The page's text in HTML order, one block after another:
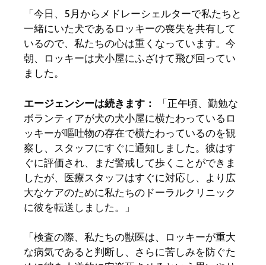
「今日、5月からメドレーシェルターで私たちと
一緒にいた犬であるロッキーの喪失を共有して
いるので、私たちの心は重くなっています。今
朝、ロッキーは犬小屋にふざけて飛び回ってい
ました。
エージェンシーは続きます：
「正午頃、勤勉な
ボランティアが犬の犬小屋に横たわっているロ
ッキーが嘔吐物の存在で横たわっているのを観
察し、スタッフにすぐに通知しました。彼はす
ぐに評価され、まだ警戒して歩くことができま
したが、医療スタッフはすぐに対応し、より広
大なケアのために私たちのドーラルクリニック
に彼を転送しました。」
「検査の際、私たちの獣医は、ロッキーが重大
な病気であると判断し、さらに苦しみを防ぐた